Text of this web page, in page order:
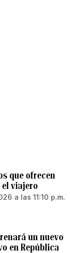
que ofrecen
viajero
a las 11:10 p.m.
un nuevo
en República